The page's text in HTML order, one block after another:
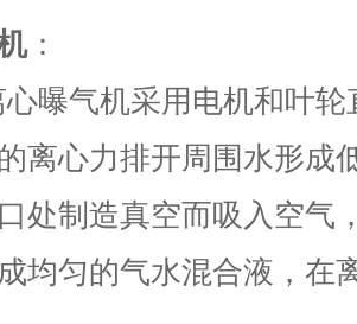
：
曝气机采用电机和叶
离心力排开周围水形成
处制造真空而吸入空气
均匀的气水混合液，在